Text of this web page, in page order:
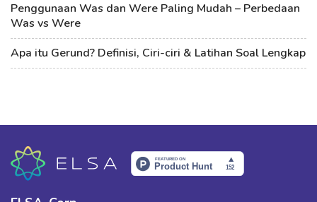
Penggunaan Was dan Were Paling Mudah – Perbedaan
Was vs Were
Apa itu Gerund? Definisi, Ciri-ciri & Latihan Soal Lengkap